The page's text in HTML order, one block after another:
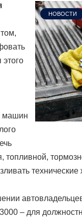
НОВОСТИ
машин
топливной,
технические
– для